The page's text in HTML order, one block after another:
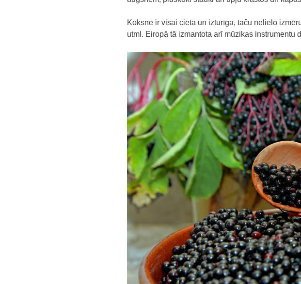
Koksne ir visai cieta un izturīga, taču nelielo
utml. Eiropā tā izmantota arī mūzikas instrumentu